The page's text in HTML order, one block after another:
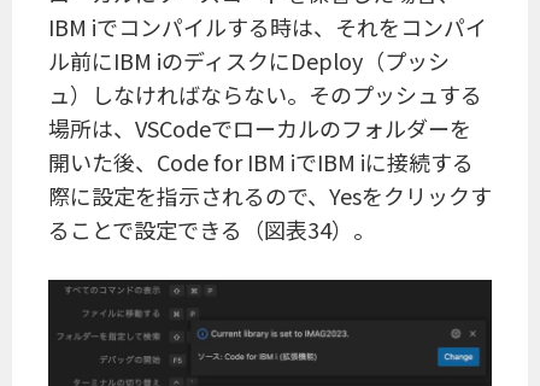
IBM iでコンパイルする時は、それをコンパイ
ル前にIBM iのディスクにDeploy（プッシ
ュ）しなければならない。そのプッシュする
場所は、VSCodeでローカルのフォルダーを
開いた後、Code for IBM iでIBM iに接続する
際に設定を指示されるので、Yesをクリックす
ることで設定できる（図表34）。